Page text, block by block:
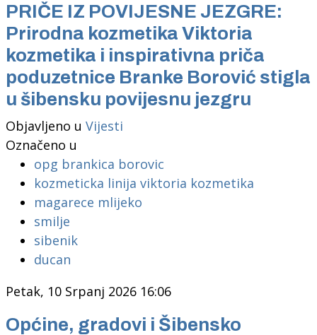
PRIČE IZ POVIJESNE JEZGRE:
Prirodna kozmetika Viktoria
kozmetika i inspirativna priča
poduzetnice Branke Borović stigla
u šibensku povijesnu jezgru
Objavljeno u Vijesti
Označeno u
opg brankica borovic
kozmeticka linija viktoria kozmetika
magarece mlijeko
smilje
sibenik
ducan
Petak, 10 Srpanj 2026 16:06
Općine, gradovi i Šibensko